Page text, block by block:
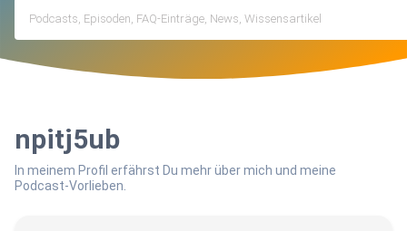
npitj5ub
In meinem Profil erfährst Du mehr über mich und meine
Podcast-Vorlieben.